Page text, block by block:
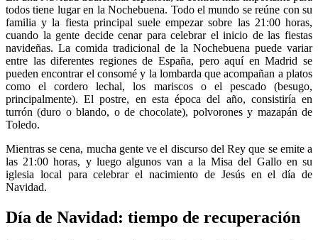
todos tiene lugar en la Nochebuena. Todo el mundo se reúne con su
familia y la fiesta principal suele empezar sobre las 21:00 horas,
cuando la gente decide cenar para celebrar el inicio de las fiestas
navideñas. La comida tradicional de la Nochebuena puede variar
entre las diferentes regiones de España, pero aquí en Madrid se
pueden encontrar el consomé y la lombarda que acompañan a platos
como el cordero lechal, los mariscos o el pescado (besugo,
principalmente). El postre, en esta época del año, consistiría en
turrón (duro o blando, o de chocolate), polvorones y mazapán de
Toledo.
Mientras se cena, mucha gente ve el discurso del Rey que se emite a
las 21:00 horas, y luego algunos van a la Misa del Gallo en su
iglesia local para celebrar el nacimiento de Jesús en el día de
Navidad.
Día de Navidad: tiempo de recuperación